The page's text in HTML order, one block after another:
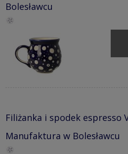
Bolesławcu
Filiżanka i spodek espresso
Manufaktura w Bolesławcu